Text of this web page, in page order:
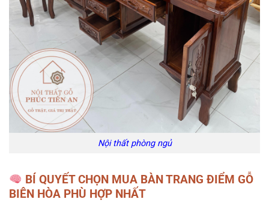
Nội thất phòng ngủ
BÍ QUYẾT CHỌN MUA BÀN TRANG ĐIỂM GỖ
BIÊN HÒA PHÙ HỢP NHẤT